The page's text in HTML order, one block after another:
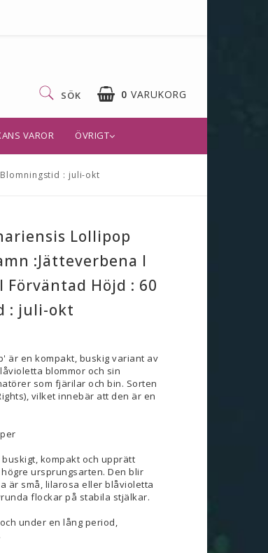
0 VARUKORG
SÖK
VAROR ÖVRIGT
: juli-okt
Lollipop
:Jätteverbena I
Förväntad Höjd : 60
: juli-okt
är en kompakt, buskig variant av
blommor och sin
som fjärilar och bin. Sorten
vilket innebär att den är en
kompakt och upprätt
ursprungsarten. Den blir
är små, lilarosa eller blåvioletta
flockar på stabila stjälkar.
under en lång period,